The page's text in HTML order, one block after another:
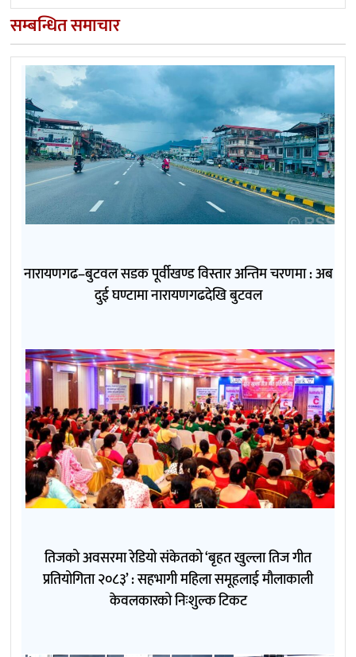
सम्बन्धित समाचार
नारायणगढ–बुटवल सडक पूर्वीखण्ड विस्तार अन्तिम चरणमा : अब
दुई घण्टामा नारायणगढदेखि बुटवल
तिजको अवसरमा रेडियो संकेतको ‘बृहत खुल्ला तिज गीत
प्रतियोगिता २०८३’ : सहभागी महिला समूहलाई मौलाकाली
केवलकारको निःशुल्क टिकट